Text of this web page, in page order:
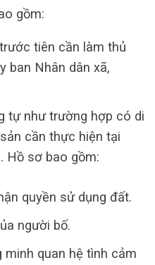
gồm:
tiên cần làm thủ
ban Nhân dân xã,
tự như trường hợp có di
cần thực hiện tại
Hồ sơ bao gồm:
quyền sử dụng đất.
người bố.
minh quan hệ tình cảm